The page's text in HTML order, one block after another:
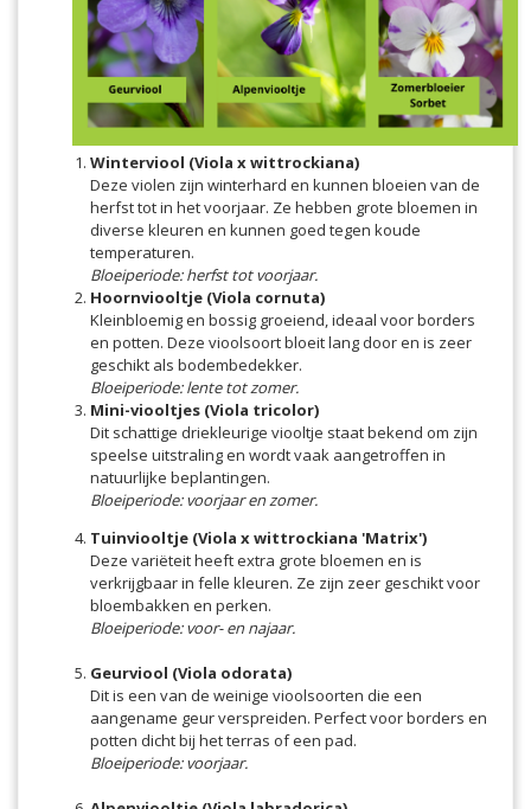
Winterviool (Viola x wittrockiana)
Deze violen zijn winterhard en kunnen bloeien van de
herfst tot in het voorjaar. Ze hebben grote bloemen in
diverse kleuren en kunnen goed tegen koude
temperaturen.
Bloeiperiode: herfst tot voorjaar.
Hoornviooltje (Viola cornuta)
Kleinbloemig en bossig groeiend, ideaal voor borders
en potten. Deze vioolsoort bloeit lang door en is zeer
geschikt als bodembedekker.
Bloeiperiode: lente tot zomer.
Mini-viooltjes (Viola tricolor)
Dit schattige driekleurige viooltje staat bekend om zijn
speelse uitstraling en wordt vaak aangetroffen in
natuurlijke beplantingen.
Bloeiperiode: voorjaar en zomer.
Tuinviooltje (Viola x wittrockiana 'Matrix')
Deze variëteit heeft extra grote bloemen en is
verkrijgbaar in felle kleuren. Ze zijn zeer geschikt voor
bloembakken en perken.
Bloeiperiode: voor- en najaar.
Geurviool (Viola odorata)
Dit is een van de weinige vioolsoorten die een
aangename geur verspreiden. Perfect voor borders en
potten dicht bij het terras of een pad.
Bloeiperiode: voorjaar.